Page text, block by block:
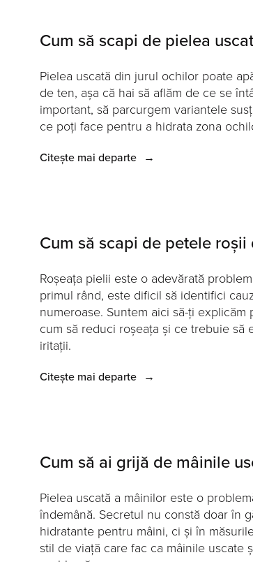
Cum să scapi de pielea
Pielea uscată din jurul ochilor poate
de ten, așa că hai să aflăm de ce se
important, să parcurgem variantele
ce poți face pentru a hidrata zona
Citește mai departe →
Cum să scapi de petele roșii
Roșeața pielii este o adevărată
primul rând, este dificil să identifici
numeroase. Suntem aici să-ți
cum să reduci roșeața și ce trebuie
iritații.
Citește mai departe →
Cum să ai grijă de mâinile
Pielea uscată a mâinilor este o
îndemână. Secretul nu constă doar în
hidratante pentru mâini, ci și în
stil de viață care fac ca mâinile uscate